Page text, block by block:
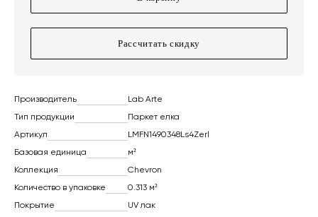
Рассчитать скидку
Производитель
Lab Arte
Тип продукции
Паркет елка
Артикул
LMFN1490348Ls4Zerl
Базовая единица
м²
Коллекция
Chevron
Количество в упаковке
0.313 м²
Покрытие
UV лак